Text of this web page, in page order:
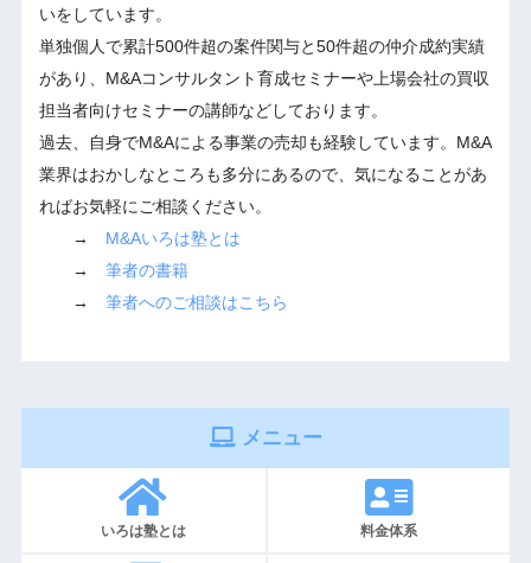
いをしています。
単独個人で累計500件超の案件関与と50件超の仲介成約実績
があり、M&Aコンサルタント育成セミナーや上場会社の買収
担当者向けセミナーの講師などしております。
過去、自身でM&Aによる事業の売却も経験しています。M&A
業界はおかしなところも多分にあるので、気になることがあ
ればお気軽にご相談ください。
→ M&Aいろは塾とは
→ 筆者の書籍
→ 筆者へのご相談はこちら
メニュー
いろは塾とは 料金体系